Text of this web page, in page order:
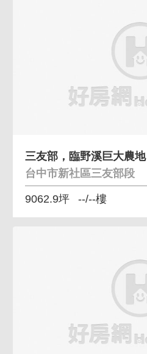
三友部，臨野溪巨大農地
台中市新社區三友部段
9062.9坪 --/--樓